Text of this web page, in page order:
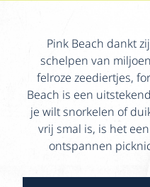
Pink Beach dankt
schelpen van
felroze zeediertjes,
Beach is een
je wilt snorkelen of
vrij smal is, is het
ontspannen